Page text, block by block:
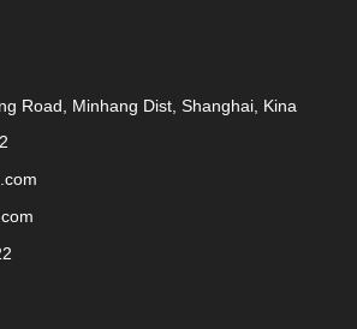
Road, Minhang Dist, Shanghai, Kina